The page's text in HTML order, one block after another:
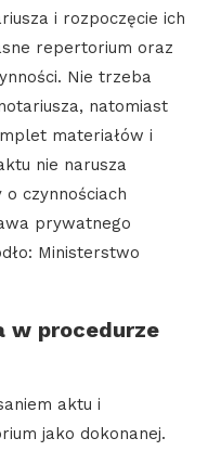
i rozpoczęcie ich
repertorium oraz
Nie trzeba
natomiast
materiałów i
nie narusza
czynnościach
prywatnego
Ministerstwo
w procedurze
aktu i
jako dokonanej.